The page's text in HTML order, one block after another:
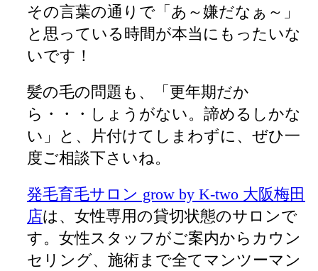
その言葉の通りで「あ～嫌だなぁ～」
と思っている時間が本当にもったいな
いです！
髪の毛の問題も、「更年期だか
ら・・・しょうがない。諦めるしかな
い」と、片付けてしまわずに、ぜひ一
度ご相談下さいね。
発毛育毛サロン grow by K-two 大阪梅田
店は、女性専用の貸切状態のサロンで
す。女性スタッフがご案内からカウン
セリング、施術まで全てマンツーマン